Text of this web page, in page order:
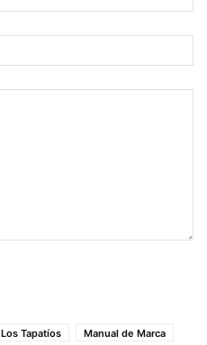
Los Tapatíos
Manual de Marca